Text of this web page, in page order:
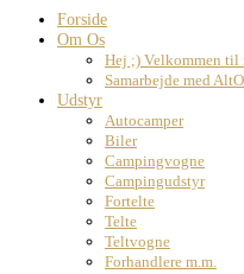
Forside
Om Os
Hej ;) Velkommen til
Samarbejde med
Udstyr
Autocamper
Biler
Campingvogne
Campingudstyr
Fortelte
Telte
Teltvogne
Forhandlere m.m.